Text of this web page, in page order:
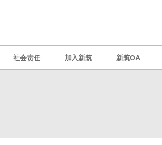
社会责任 加入新筑 新筑OA